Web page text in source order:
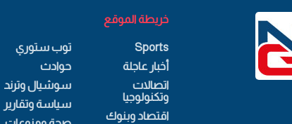
خريطة الموقع
Sports
أخبار عاجلة
اتصالات
وتكنولوجيا
اقتصاد وبنوك
توب ستوري
حوادث
سوشيال وترند
سياسة وتقارير